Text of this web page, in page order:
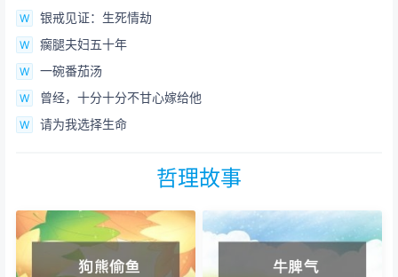
银戒见证：生死情劫
瘸腿夫妇五十年
一碗番茄汤
曾经，十分十分不甘心嫁给他
请为我选择生命
哲理故事